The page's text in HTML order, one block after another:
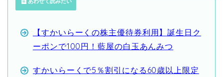
あわせて読みたい
【すかいらーくの株主優待券利用】誕生日ク
ーポンで100円！藍屋の白玉あんみつ
すかいらーくで5％割引になる60歳以上限定